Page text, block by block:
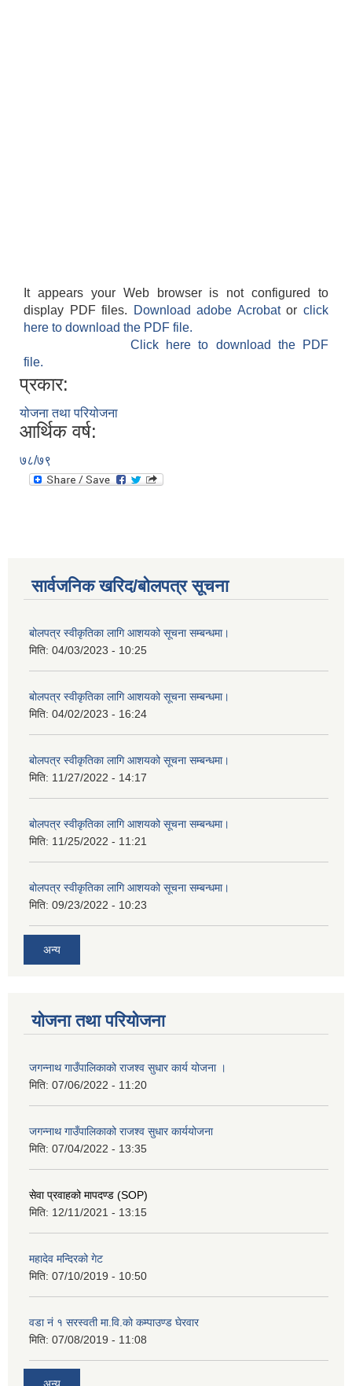
It appears your Web browser is not configured to
display PDF files.
Download adobe Acrobatorclick
here to download the PDF file.
Click here to download the PDF
file.
प्रकार:
योजना तथा परियोजना
आर्थिक वर्ष:
७८/७९
सार्वजनिक खरिद/बोलपत्र सूचना
बोलपत्र स्वीकृतिका लागि आशयको सूचना सम्बन्धमा।
मिति: 04/03/2023 - 10:25
बोलपत्र स्वीकृतिका लागि आशयको सूचना सम्बन्धमा।
मिति: 04/02/2023 - 16:24
बोलपत्र स्वीकृतिका लागि आशयको सूचना सम्बन्धमा।
मिति: 11/27/2022 - 14:17
बोलपत्र स्वीकृतिका लागि आशयको सूचना सम्बन्धमा।
मिति: 11/25/2022 - 11:21
बोलपत्र स्वीकृतिका लागि आशयको सूचना सम्बन्धमा।
मिति: 09/23/2022 - 10:23
अन्य
योजना तथा परियोजना
जगन्नाथ गाउँपालिकाको राजश्व सुधार कार्य योजना ।
मिति: 07/06/2022 - 11:20
जगन्नाथ गाउँपालिकाको राजश्व सुधार कार्ययोजना
मिति: 07/04/2022 - 13:35
सेवा प्रवाहको मापदण्ड (SOP)
मिति: 12/11/2021 - 13:15
महादेव मन्दिरको गेट
मिति: 07/10/2019 - 10:50
वडा नं १ सरस्वती मा.वि.काे कम्पाउण्ड घेरवार
मिति: 07/08/2019 - 11:08